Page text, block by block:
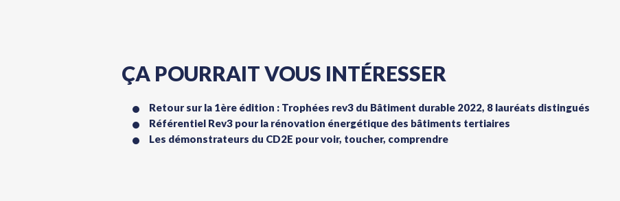
ÇA POURRAIT VOUS INTÉRESSER
Retour sur la 1ère édition : Trophées rev3 du Bâtiment durable 2022, 8 lauréats distingués
Référentiel Rev3 pour la rénovation énergétique des bâtiments tertiaires
Les démonstrateurs du CD2E pour voir, toucher, comprendre